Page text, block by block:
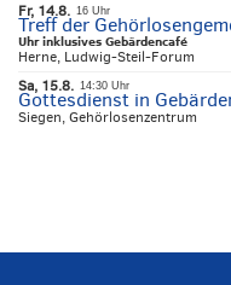
Fr, 14.8. 16 Uhr
Treff der
Uhr inklusives Gebärdencafé
Herne, Ludwig-Steil-Forum
Sa, 15.8. 14:30 Uhr
Gottesdienst in
Siegen, Gehörlosenzentrum